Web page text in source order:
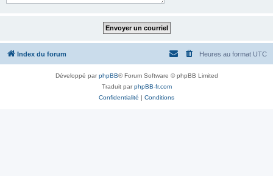
Index du forum Heures au format UTC
Développé parphpBB® Forum Software © phpBB Limited
Traduit parphpBB-fr.com
Confidentialité | Conditions